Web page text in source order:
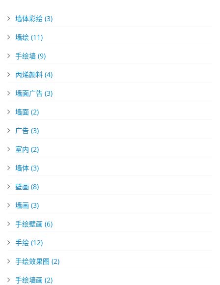
墙体彩绘 (3)
墙绘 (11)
手绘墙 (9)
丙烯颜料 (4)
墙面广告 (3)
墙面 (2)
广告 (3)
室内 (2)
墙体 (3)
壁画 (8)
墙画 (3)
手绘壁画 (6)
手绘 (12)
手绘效果图 (2)
手绘墙画 (2)